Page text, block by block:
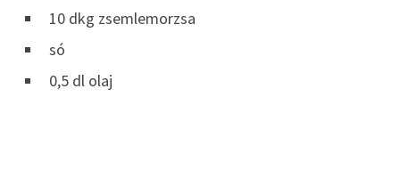
10 dkg zsemlemorzsa
só
0,5 dl olaj